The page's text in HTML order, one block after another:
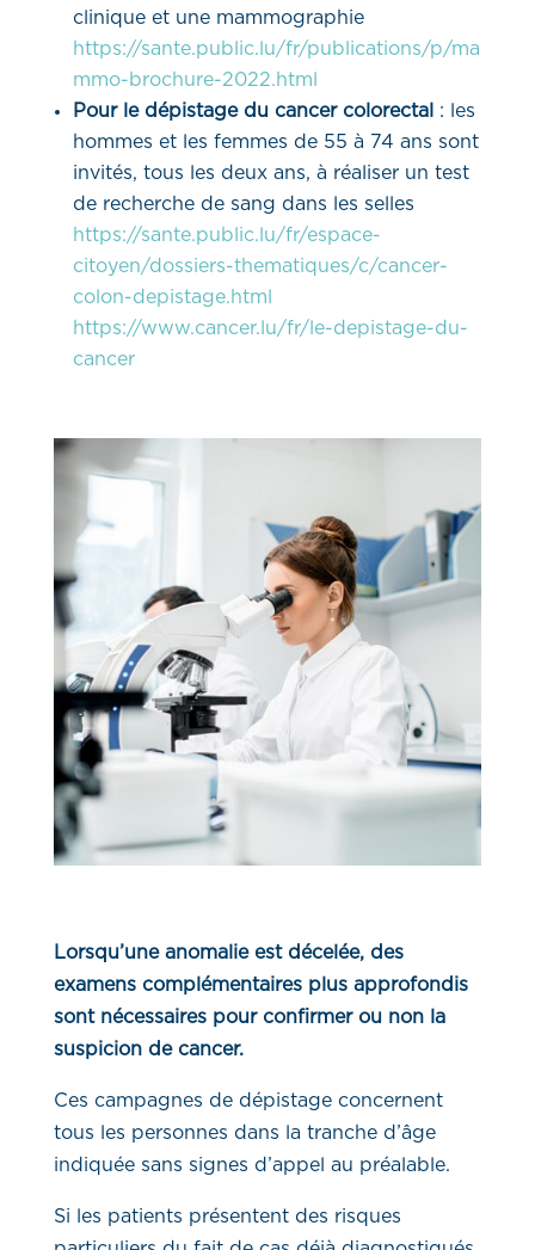
clinique et une mammographie
https://sante.public.lu/fr/publications/p/ma
mmo-brochure-2022.html
Pour le dépistage du cancer colorectal : les
hommes et les femmes de 55 à 74 ans sont
invités, tous les deux ans, à réaliser un test
de recherche de sang dans les selles
https://sante.public.lu/fr/espace-
citoyen/dossiers-thematiques/c/cancer-
colon-depistage.html
https://www.cancer.lu/fr/le-depistage-du-
cancer
Lorsqu’une anomalie est décelée, des
examens complémentaires plus approfondis
sont nécessaires pour confirmer ou non la
suspicion de cancer.
Ces campagnes de dépistage concernent
tous les personnes dans la tranche d’âge
indiquée sans signes d’appel au préalable.
Si les patients présentent des risques